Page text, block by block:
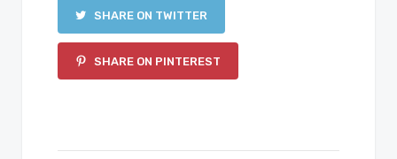
SHARE ON TWITTER
SHARE ON PINTEREST